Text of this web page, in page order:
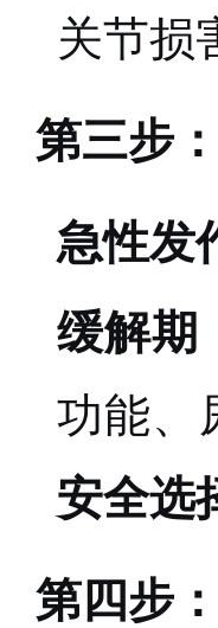
关节损
第三步
急性发
缓解期
功能、
安全选
第四步